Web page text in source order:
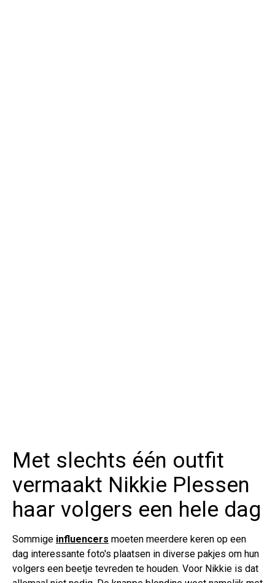
Met slechts één outfit
vermaakt Nikkie Plessen
haar volgers een hele dag
Sommige influencers moeten meerdere keren op een
dag interessante foto's plaatsen in diverse pakjes om hun
volgers een beetje tevreden te houden. Voor Nikkie is dat